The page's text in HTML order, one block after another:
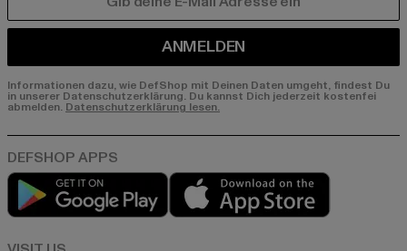
ANMELDEN
Informationen dazu, wie DefShop mit Deinen Daten umgeht, findest Du
in unserer Datenschutzerklärung. Du kannst Dich jederzeit kostenfei
abmelden.Datenschutzerklärung lesen.
Play market